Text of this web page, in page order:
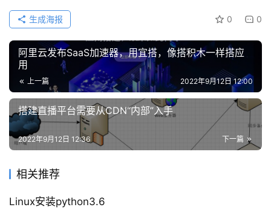
公
告
问
答
社
区
优
盾
登录
0 0
生成海报
阿里云发布SaaS加速器，用宜搭，像搭积木一样搭应
用
上一篇 2022年9月12日 12:00
搭建直播平台需要从CDN“内部”入手
下一篇
2022年9月12日 12:36
相关推荐
Linux安装python3.6